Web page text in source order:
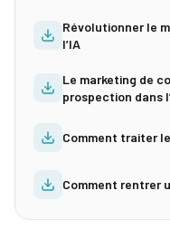
Révolutionner le
l’IA
Le marketing de
prospection dans
Comment traiter
Comment rentrer